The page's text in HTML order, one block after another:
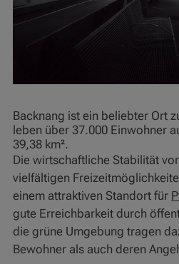
Backnang ist ein beliebter Ort
leben über 37.000 Einwohner
39,38 km².
Die wirtschaftliche Stabilität
vielfältigen
einem attraktiven Standort für
gute Erreichbarkeit durch
die grüne Umgebung tragen
Bewohner als auch deren